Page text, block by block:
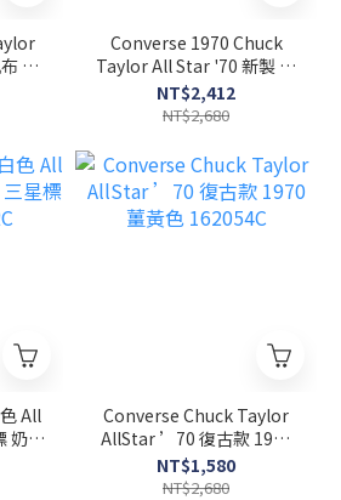
基
Converse 1970 Chuck
Taylor All Star '70 新製 黑
色 高筒 奶油底 三星標
162050C
NT$2,412
NT$2,680
All
奶油
Converse Chuck Taylor
AllStar ’70 復古款 1970
薑黃色 162054C
NT$1,580
NT$2,680